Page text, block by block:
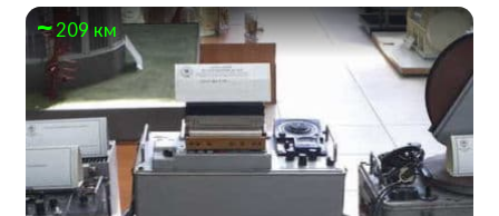
209 км